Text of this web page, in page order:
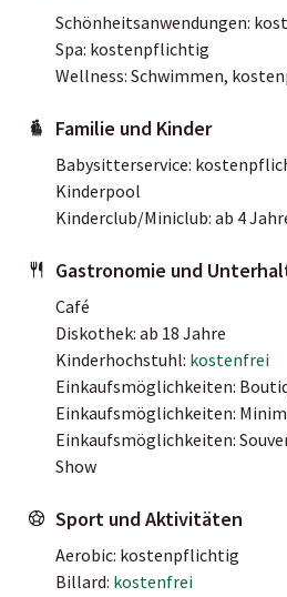
Schönheitsanwendungen:
Spa: kostenpflichtig
Wellness: Schwimmen,
Familie und Kinder
Babysitterservice:
Kinderpool
Kinderclub/Miniclub: ab 4
Gastronomie und
Café
Diskothek: ab 18 Jahre
Kinderhochstuhl: kostenfrei
Einkaufsmöglichkeiten:
Einkaufsmöglichkeiten:
Einkaufsmöglichkeiten:
Show
Sport und Aktivitäten
Aerobic: kostenpflichtig
Billard: kostenfrei